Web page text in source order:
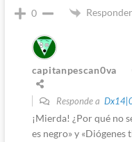
0 Responder
capitanpescan0va
Responde a
¡Mierda! ¿Por qué no
es negro» y «Diógenes